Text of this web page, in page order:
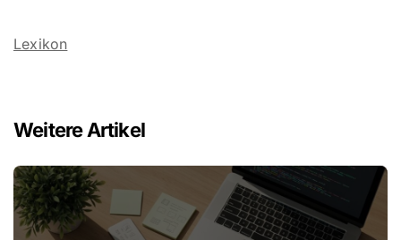
Lexikon
Weitere Artikel